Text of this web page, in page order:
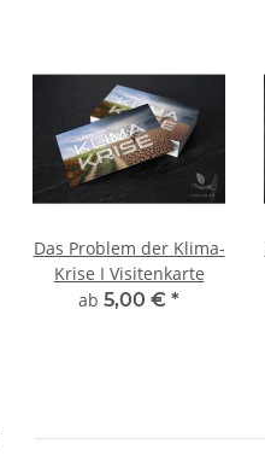
Das Problem der Klima-
Krise I Visitenkarte
ab 5,00 € *